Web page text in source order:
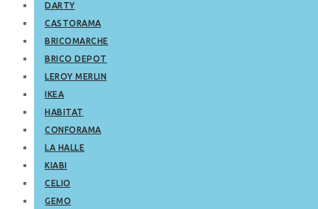
DARTY
CASTORAMA
BRICOMARCHE
BRICO DEPOT
LEROY MERLIN
IKEA
HABITAT
CONFORAMA
LA HALLE
KIABI
CELIO
GEMO